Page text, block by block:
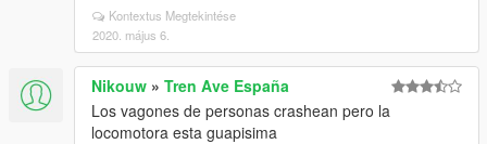
Kontextus Megtekintése
2020. május 6.
Nikouw » Tren Ave España
Los vagones de personas crashean pero la
locomotora esta guapisima